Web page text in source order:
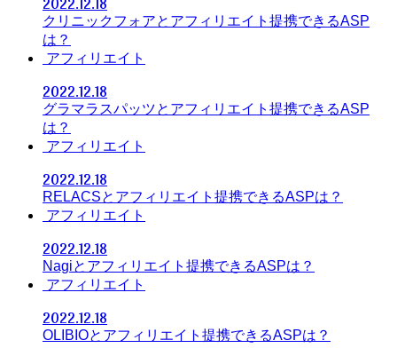
2022.12.18
クリニックフォアとアフィリエイト提携できるASP
は？
アフィリエイト
2022.12.18
グラマラスパッツとアフィリエイト提携できるASP
は？
アフィリエイト
2022.12.18
RELACSとアフィリエイト提携できるASPは？
アフィリエイト
2022.12.18
Nagiとアフィリエイト提携できるASPは？
アフィリエイト
2022.12.18
OLIBIOとアフィリエイト提携できるASPは？